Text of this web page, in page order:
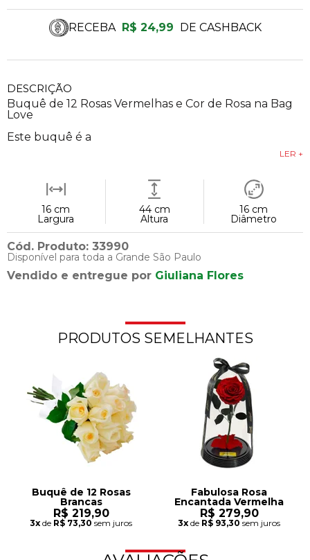
DESCRIÇÃO
Buquê de 12 Rosas Vermelhas e Cor de Rosa na Bag
Love
Este buquê é a
LER +
16 cm
Largura
44 cm
Altura
16 cm
Diâmetro
Cód. Produto: 33990
Disponível para toda a Grande São Paulo
Vendido e entregue por Giuliana Flores
RECEBA R$ 24,99 DE CASHBACK
PRODUTOS SEMELHANTES
Buquê de 12 Rosas
Brancas
R$ 219,90
3x de R$ 73,30sem juros
Fabulosa Rosa
Encantada Vermelha
R$ 279,90
3x de R$ 93,30 sem juros